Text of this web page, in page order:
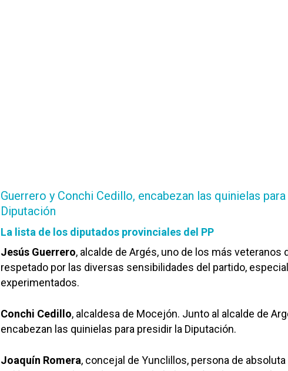
Guerrero y Conchi Cedillo, encabezan las quinielas
Diputación
La lista de los diputados provinciales del PP
Jesús Guerrero, alcalde de Argés, uno de los más veteranos
respetado por las diversas sensibilidades del partido,
experimentados.
Conchi Cedillo, alcaldesa de Mocejón. Junto al alcalde de
encabezan las quinielas para presidir la Diputación.
Joaquín Romera, concejal de Yunclillos, persona de